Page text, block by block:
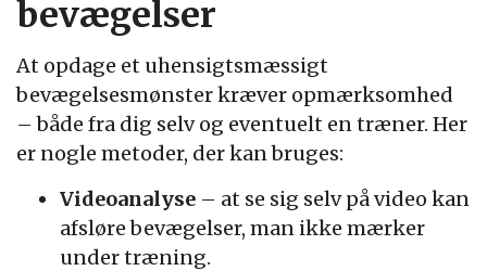
bevægelser
At opdage et uhensigtsmæssigt
bevægelsesmønster kræver opmærksomhed
– både fra dig selv og eventuelt en træner. Her
er nogle metoder, der kan bruges:
Videoanalyse – at se sig selv på video kan
afsløre bevægelser, man ikke mærker
under træning.